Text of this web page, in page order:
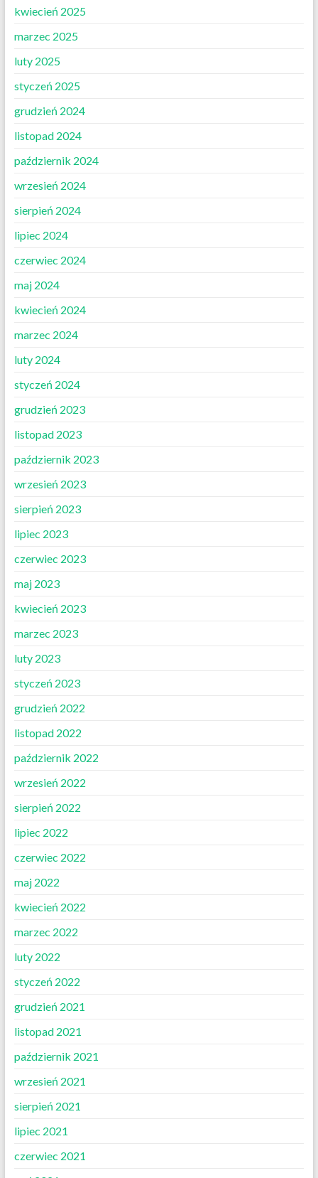
kwiecień 2025
marzec 2025
luty 2025
styczeń 2025
grudzień 2024
listopad 2024
październik 2024
wrzesień 2024
sierpień 2024
lipiec 2024
czerwiec 2024
maj 2024
kwiecień 2024
marzec 2024
luty 2024
styczeń 2024
grudzień 2023
listopad 2023
październik 2023
wrzesień 2023
sierpień 2023
lipiec 2023
czerwiec 2023
maj 2023
kwiecień 2023
marzec 2023
luty 2023
styczeń 2023
grudzień 2022
listopad 2022
październik 2022
wrzesień 2022
sierpień 2022
lipiec 2022
czerwiec 2022
maj 2022
kwiecień 2022
marzec 2022
luty 2022
styczeń 2022
grudzień 2021
listopad 2021
październik 2021
wrzesień 2021
sierpień 2021
lipiec 2021
czerwiec 2021